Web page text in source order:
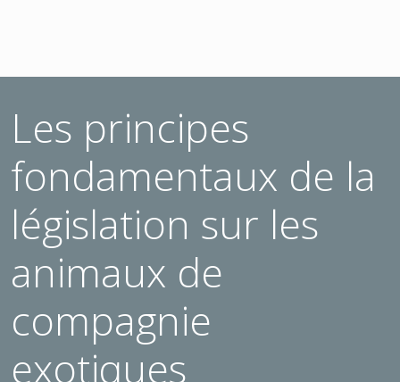
Les principes
fondamentaux de la
législation sur les
animaux de
compagnie
exotiques